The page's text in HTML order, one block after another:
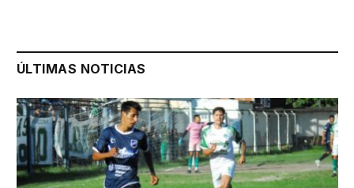
ÚLTIMAS NOTICIAS